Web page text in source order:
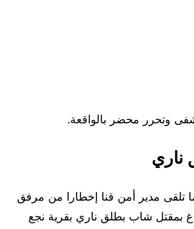
وتحرر محضر بالواقعة.
ناري
تلقى مدير أمن قنا إخطارا من مرفق
بمقتل شاب بطلق ناري بقرية نجع